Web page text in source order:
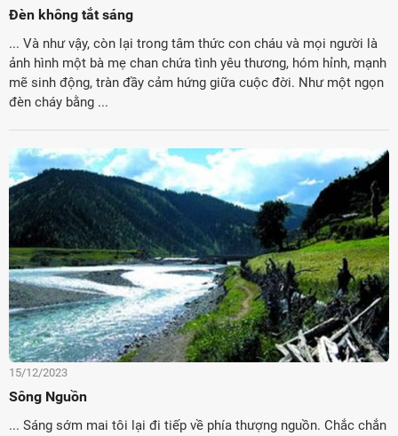
Đèn không tắt sáng
... Và như vậy, còn lại trong tâm thức con cháu và mọi người là
ảnh hình một bà mẹ chan chứa tình yêu thương, hóm hỉnh, mạnh
mẽ sinh động, tràn đầy cảm hứng giữa cuộc đời. Như một ngọn
đèn cháy bằng ...
15/12/2023
Sông Nguồn
... Sáng sớm mai tôi lại đi tiếp về phía thượng nguồn. Chắc chắn